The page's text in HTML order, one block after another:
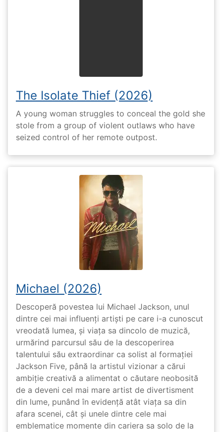
The Isolate Thief (2026)
A young woman struggles to conceal the gold she
stole from a group of violent outlaws who have
seized control of her remote outpost.
Michael (2026)
Descoperă povestea lui Michael Jackson, unul
dintre cei mai influenți artiști pe care i-a cunoscut
vreodată lumea, și viața sa dincolo de muzică,
urmărind parcursul său de la descoperirea
talentului său extraordinar ca solist al formației
Jackson Five, până la artistul vizionar a cărui
ambiție creativă a alimentat o căutare neobosită
de a deveni cel mai mare artist de divertisment
din lume, punând în evidență atât viața sa din
afara scenei, cât și unele dintre cele mai
emblematice momente din cariera sa solo de la